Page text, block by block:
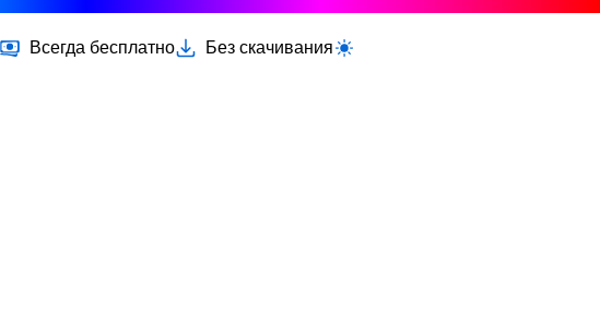
Всегда бесплатно Без скачиванияПереключить светлую/тёмную тему